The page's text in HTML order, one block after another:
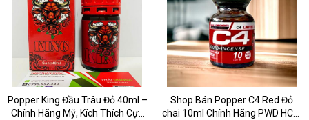
Popper King Đầu Trâu Đỏ 40ml –
Chính Hãng Mỹ, Kích Thích Cực
Shop Bán Popper C4 Red Đỏ
chai 10ml Chính Hãng PWD HCM